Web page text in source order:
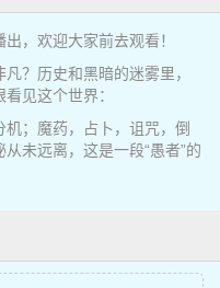
，欢迎大家前去观看！
？历史和黑暗的迷雾里，
见这个世界：
；魔药，占卜，诅咒，倒
未远离，这是一段“愚者”的